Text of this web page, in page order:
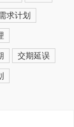
求计划
交期延误